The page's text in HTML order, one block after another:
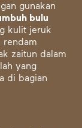
gunakan
bulu
kulit jeruk
rendam
zaitun dalam
yang
di bagian